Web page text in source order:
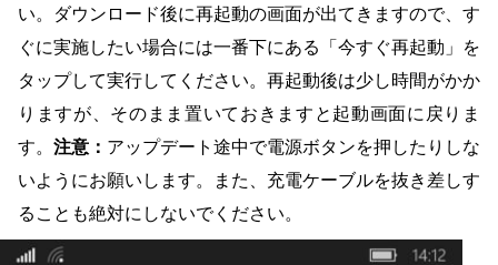
い。ダウンロード後に再起動の画面が出てきますので、す
ぐに実施したい場合には一番下にある「今すぐ再起動」を
タップして実行してください。再起動後は少し時間がかか
りますが、そのまま置いておきますと起動画面に戻りま
す。 注意： アップデート途中で電源ボタンを押したりしな
いようにお願いします。また、充電ケーブルを抜き差しす
ることも絶対にしないでください。